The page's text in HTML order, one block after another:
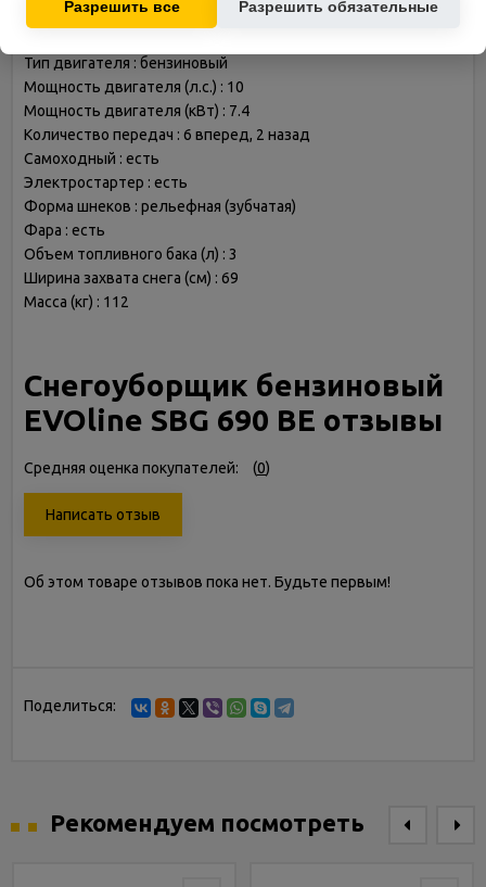
Тип двигателя : бензиновый
Мощность двигателя (л.с.) : 10
Мощность двигателя (кВт) : 7.4
Количество передач : 6 вперед, 2 назад
Самоходный : есть
Электростартер : есть
Форма шнеков : рельефная (зубчатая)
Фара : есть
Объем топливного бака (л) : 3
Ширина захвата снега (см) : 69
Масса (кг) : 112
Снегоуборщик бензиновый
EVOline SBG 690 BE отзывы
Средняя оценка покупателей: (0)
Написать отзыв
Об этом товаре отзывов пока нет. Будьте первым!
Поделиться:
Рекомендуем посмотреть
Разрешить все Разрешить обязательные